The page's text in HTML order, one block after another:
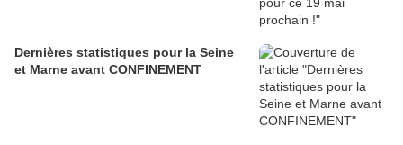
Dernières statistiques pour la Seine
et Marne avant CONFINEMENT